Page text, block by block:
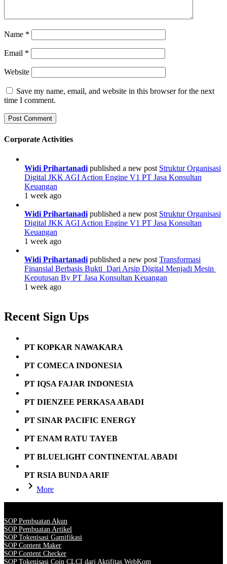
Name *
Email *
Website
Save my name, email, and website in this browser for the next
time I comment.
Corporate Activities
Widi Prihartanadi published a new post Struktur Organisasi
Digital JKK AGI Action Engine V1 PT Jasa Konsultan
Keuangan
1 week ago
Widi Prihartanadi published a new post Struktur Organisasi
Digital JKK AGI Action Engine V1 PT Jasa Konsultan
Keuangan
1 week ago
Widi Prihartanadi published a new post Transformasi
Finansial Berbasis Bukti Dari Arsip Digital Menjadi Mesin
Keputusan By PT Jasa Konsultan Keuangan
1 week ago
Recent Sign Ups
PT KOPKAR NAWAKARA
PT COMECA INDONESIA
PT IQSA FAJAR INDONESIA
PT DIENZEE PERKASA ABADI
PT SINAR PACIFIC ENERGY
PT ENAM RATU TAYEB
PT BLUELIGHT CONTINENTAL ABADI
PT RSIA BUNDA ARIF
More
SOP Pembuatan Akun
SOP Pembuatan Artikel
SOP Tokenisasi Gamifikasi
SOP Content Maker
SOP Content Checker
SOP Tokenisasi Coin CLCI dari Aktifitas WebKom